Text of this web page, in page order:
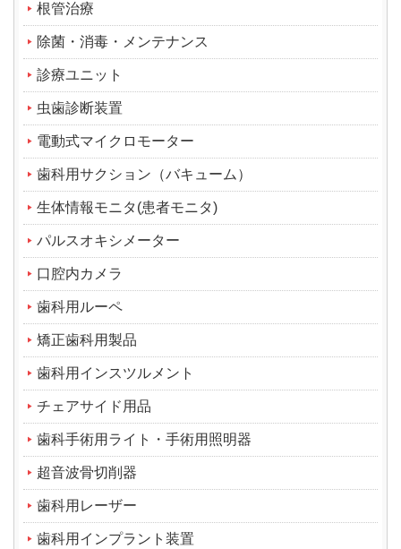
根管治療
除菌・消毒・メンテナンス
診療ユニット
虫歯診断装置
電動式マイクロモーター
歯科用サクション（バキューム）
生体情報モニタ(患者モニタ)
パルスオキシメーター
口腔内カメラ
歯科用ルーペ
矯正歯科用製品
歯科用インスツルメント
チェアサイド用品
歯科手術用ライト・手術用照明器
超音波骨切削器
歯科用レーザー
歯科用インプラント装置